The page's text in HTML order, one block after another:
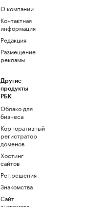
О компании
Контактная
информация
Редакция
Размещение
рекламы
Другие
продукты
РБК
Облако для
бизнеса
Корпоративный
регистратор
доменов
Хостинг
сайтов
Рег.решения
Знакомства
Сайт